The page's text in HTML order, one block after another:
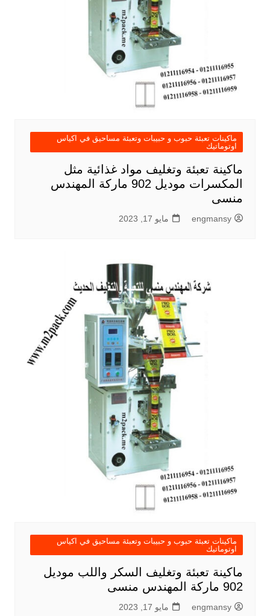
ماكينات تعبئة حبوب و حبيبات وتعبئة مساحيق في اكياس
اوتوماتيك
ماكينة تعبئة وتغليف مواد غذائية مثل
المكسرات موديل 902 ماركة المهندس
منسى
engmansy مايو 17, 2023
ماكينات تعبئة حبوب و حبيبات وتعبئة مساحيق في اكياس
اوتوماتيك
ماكينة تعبئة وتغليف السكر واللب موديل
902 ماركة المهندس منسى
engmansy مايو 17, 2023